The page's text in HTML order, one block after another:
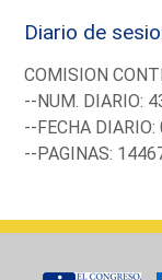
Diario de
COMISION
--NUM. DIARIO:
--FECHA
--PAGINAS: